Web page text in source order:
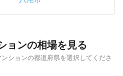
ョンの相場を見る
ションの都道府県を選択してくださ